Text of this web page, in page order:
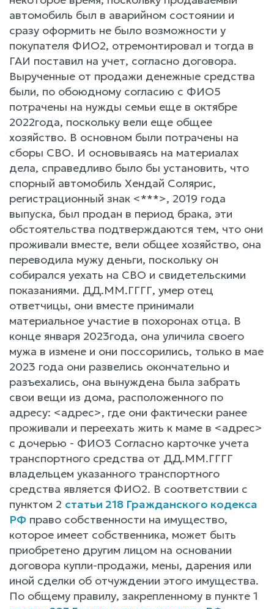
автомобиль был в аварийном состоянии и
сразу оформить не было возможности у
покупателя ФИО2, отремонтировал и тогда в
ГАИ поставил на учет, согласно договора.
Вырученные от продажи денежные средства
были, по обоюдному согласию с ФИО5
потрачены на нужды семьи еще в октябре
2022года, поскольку вели еще общее
хозяйство. В основном были потрачены на
сборы СВО. И основываясь на материалах
дела, справедливо было бы установить, что
спорный автомобиль Хендай Солярис,
регистрационный знак <***>, 2019 года
выпуска, был продан в период брака, эти
обстоятельства подтверждаются тем, что они
проживали вместе, вели общее хозяйство, она
переводила мужу деньги, поскольку он
собирался уехать на СВО и свидетельскими
показаниями. ДД.ММ.ГГГГ, умер отец
ответчицы, они вместе принимали
материальное участие в похоронах отца. В
конце января 2023года, она уличила своего
мужа в измене и они поссорились, только в мае
2023 года они развелись окончательно и
разъехались, она вынуждена была забрать
свои вещи из дома, расположенного по
адресу: <адрес>, где они фактически ранее
проживали и переехать жить к маме в <адрес>
с дочерью - ФИО3 Согласно карточке учета
транспортного средства от ДД.ММ.ГГГГ
владельцем указанного транспортного
средства является ФИО2. В соответствии с
пунктом 2 статьи 218 Гражданского кодекса
РФ право собственности на имущество,
которое имеет собственника, может быть
приобретено другим лицом на основании
договора купли-продажи, мены, дарения или
иной сделки об отчуждении этого имущества.
По общему правилу, закрепленному в пункте 1